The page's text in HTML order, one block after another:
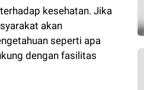
kesehatan. Jika
akan
seperti apa
dengan fasilitas